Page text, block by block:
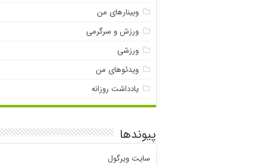
وبینارهای من
ورزش و سرگرمی
ورزشی
ویدئوهای من
یادداشت روزانه
پیوندها
سایت ویرگول